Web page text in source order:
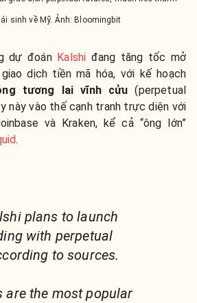
sinh về Mỹ. Ảnh: Bloomingbit
dự đoán Kalshi đang tăng tốc mở
dịch tiền mã hóa, với kế hoạch
tương lai vĩnh cửu(perpetual
này vào thế cạnh tranh trực diện với
và Kraken, kể cả “ông lớn”
.
plans to launch
with perpetual
to sources.
are the most popular